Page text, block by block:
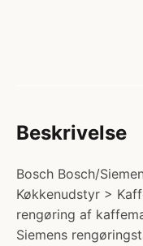
Beskrivelse
Bosch Bosch/
Køkkenudstyr >
rengøring af
Siemens